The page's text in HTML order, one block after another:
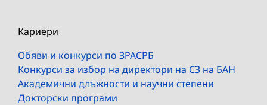
Кариери
Обяви и конкурси по ЗРАСРБ
Конкурси за избор на директори на СЗ на БАН
Академични длъжности и научни степени
Докторски програми